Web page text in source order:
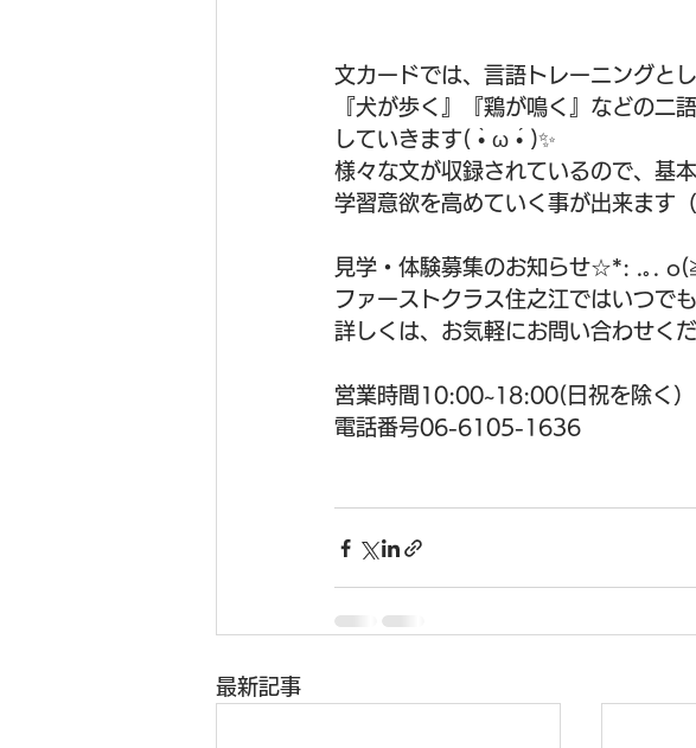
文カードでは、言語トレーニングと
『犬が歩く』『鶏が鳴く』などの二
していきます( •̀ ω •́ )✨
様々な文が収録されているので、基
学習意欲を高めていく事が出来ます
見学・体験募集のお知らせ☆*: .｡.
ファーストクラス住之江ではいつで
詳しくは、お気軽にお問い合わせくだ
営業時間10:00~18:00(日祝を除く）
電話番号06-6105-1636
最新記事